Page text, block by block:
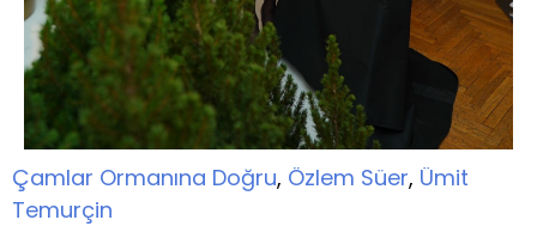
Çamlar Ormanına Doğru, Özlem Süer, Ümit
Temurçin